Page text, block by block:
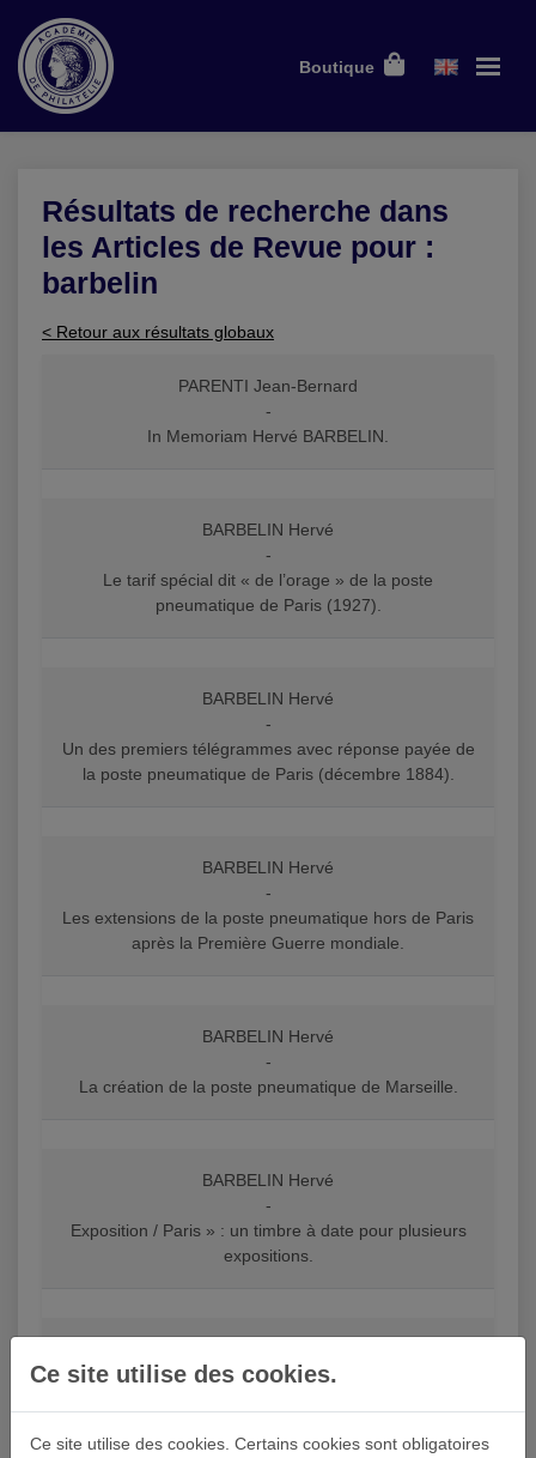
Boutique
Résultats de recherche dans
les Articles de Revue pour :
barbelin
< Retour aux résultats globaux
PARENTI Jean-Bernard
-
In Memoriam Hervé BARBELIN.
BARBELIN Hervé
-
Le tarif spécial dit « de l’orage » de la poste
pneumatique de Paris (1927).
BARBELIN Hervé
-
Un des premiers télégrammes avec réponse payée de
la poste pneumatique de Paris (décembre 1884).
BARBELIN Hervé
-
Les extensions de la poste pneumatique hors de Paris
après la Première Guerre mondiale.
BARBELIN Hervé
-
La création de la poste pneumatique de Marseille.
BARBELIN Hervé
-
Exposition / Paris » : un timbre à date pour plusieurs
expositions.
-
Ce site utilise des cookies.
Ce site utilise des cookies. Certains cookies sont obligatoires